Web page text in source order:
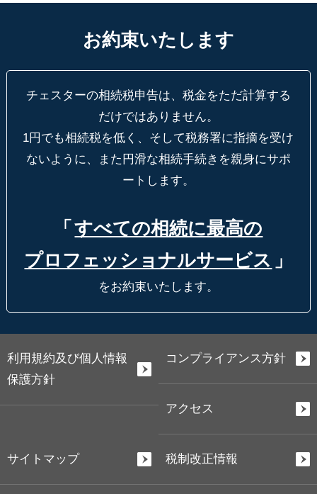
お約束いたします
チェスターの相続税申告は、税金をただ計算する
だけではありません。
1円でも相続税を低く、そして税務署に指摘を受け
ないように、
また円滑な相続手続きを親身にサポ
ートします。
「 すべての相続に最高の
プロフェッショナルサービス 」
をお約束いたします。
利用規約及び個人情報
保護方針
コンプライアンス方針
アクセス
サイトマップ 税制改正情報